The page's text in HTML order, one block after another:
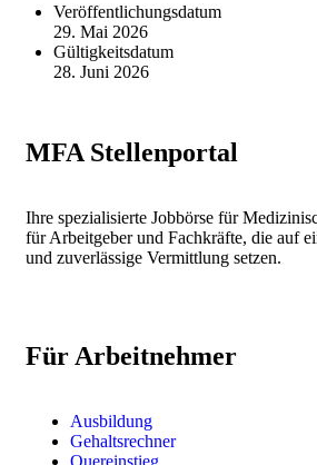
Veröffentlichungsdatum
29. Mai 2026
Gültigkeitsdatum
28. Juni 2026
MFA Stellenportal
Ihre spezialisierte Jobbörse für
für Arbeitgeber und Fachkräfte, die auf
und zuverlässige Vermittlung setzen.
Für Arbeitnehmer
Ausbildung
Gehaltsrechner